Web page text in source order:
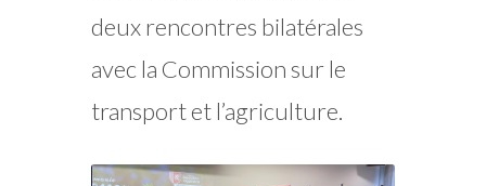
deux rencontres bilatérales
avec la Commission sur le
transport et l’agriculture.